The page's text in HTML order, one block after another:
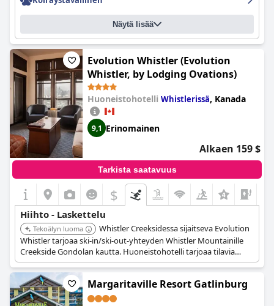
Näytä lisää
Evolution Whistler (Evolution
Whistler, by Lodging Ovations)
Huoneistohotelli Whistlerissä, Kanada
9,1 Erinomainen
Alkaen 159 $
Tarkista saatavuus
$
Hiihto - Laskettelu
Tekoälyn luoma
Whistler Creeksidessa sijaitseva Evolution
Whistler tarjoaa ski-in/ski-out-yhteyden Whistler Mountainille
Creekside Gondolan kautta. Huoneistohotelli tarjoaa tilavia
sviittejä täysin varustelluilla keittiöillä, jotka sopivat täydellisesti
pidempiin hiihtomatkoihin.
Margaritaville Resort Gatlinburg